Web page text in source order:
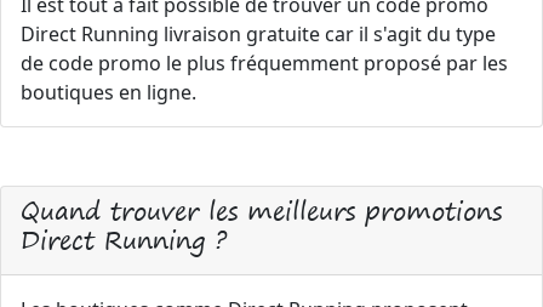
Direct Running livraison gratuite car il s'agit du type
de code promo le plus fréquemment proposé par les
boutiques en ligne.
Quand trouver les meilleurs promotions
Direct Running ?